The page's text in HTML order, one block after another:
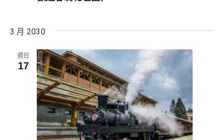
3 月 2030
週日
17